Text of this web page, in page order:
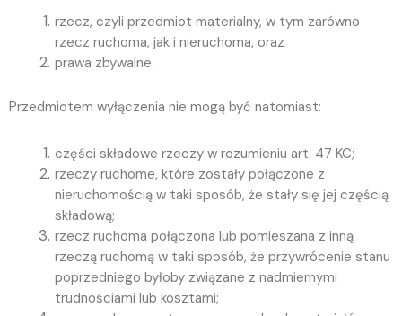
rzecz, czyli przedmiot materialny, w tym zarówno
rzecz ruchoma, jak i nieruchoma, oraz
prawa zbywalne.
Przedmiotem wyłączenia nie mogą być natomiast:
części składowe rzeczy w rozumieniu art. 47 KC;
rzeczy ruchome, które zostały połączone z
nieruchomością w taki sposób, że stały się jej częścią
składową;
rzecz ruchoma połączona lub pomieszana z inną
rzeczą ruchomą w taki sposób, że przywrócenie stanu
poprzedniego byłoby związane z nadmiernymi
trudnościami lub kosztami;